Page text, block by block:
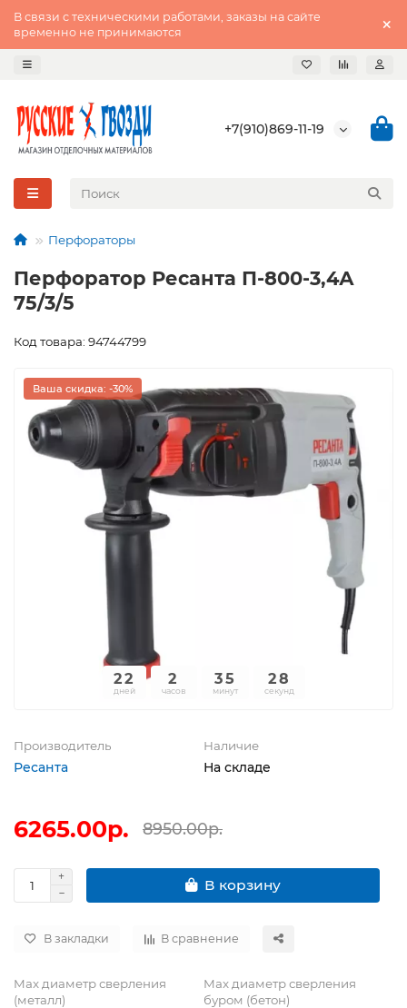
В связи с техническими работами, заказы на сайте
временно не принимаются
+7(910)869-11-19
Перфораторы
Перфоратор Ресанта П-800-3,4А
75/3/5
Код товара: 94744799
Ваша скидка: -30%
22
дней
2
часов
35
минут
27
секунд
Производитель
Ресанта
Наличие
На складе
6265.00р. 8950.00р.
В корзину
В закладки В сравнение
Max диаметр сверления
(металл)
Max диаметр сверления
буром (бетон)